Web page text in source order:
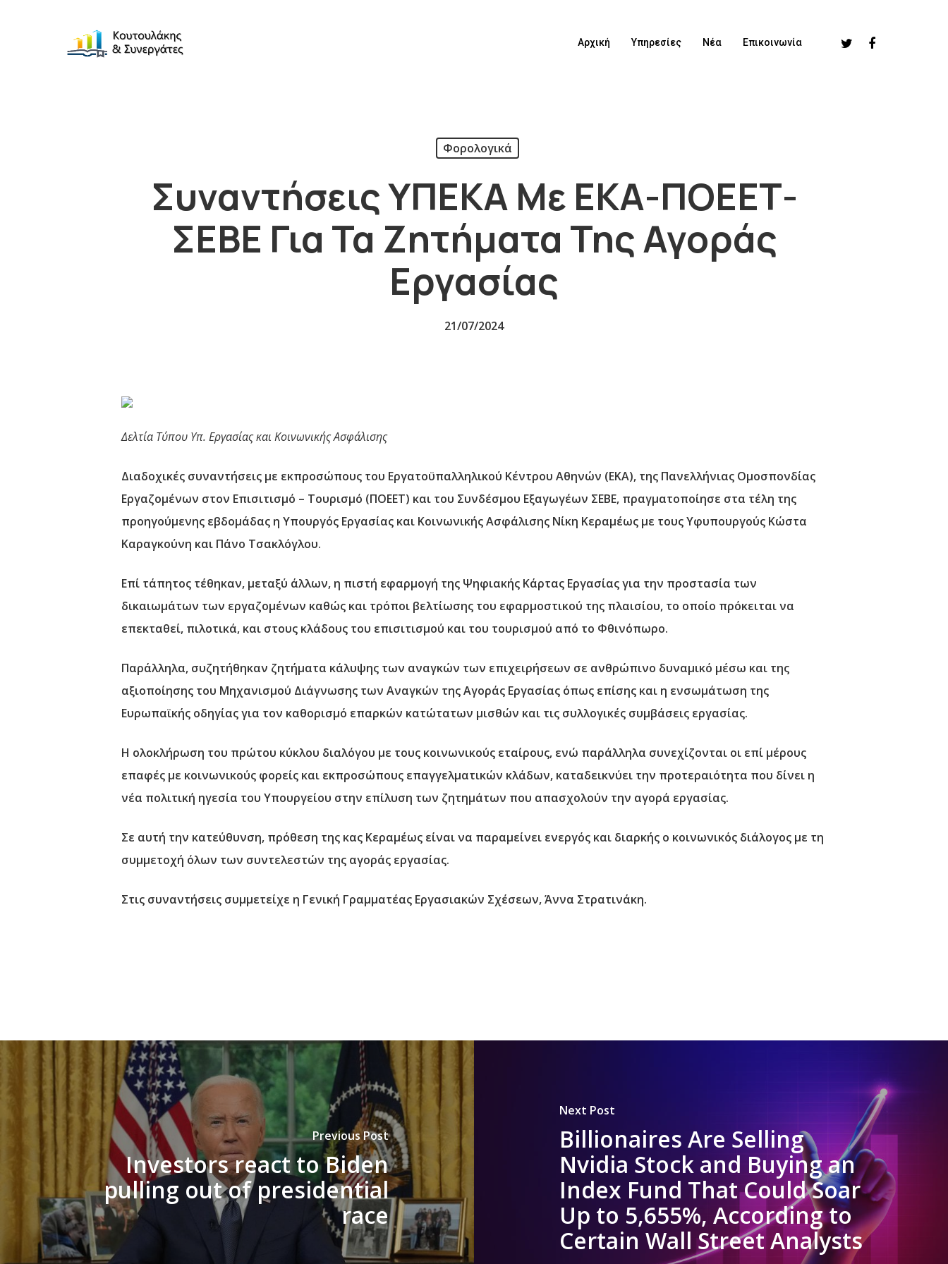
Αρχική Υπηρεσίες Νέα Επικοινωνία
Φορολογικά
Συναντήσεις ΥΠΕΚΑ Με ΕΚΑ-ΠΟΕΕΤ-
ΣΕΒΕ Για Τα Ζητήματα Της Αγοράς
Εργασίας
21/07/2024
Δελτία Τύπου Υπ. Εργασίας και Κοινωνικής Ασφάλισης
Διαδοχικές συναντήσεις με εκπροσώπους του Εργατοϋπαλληλικού Κέντρου Αθηνών (ΕΚΑ), της Πανελλήνιας Ομοσπονδίας
Εργαζομένων στον Επισιτισμό – Τουρισμό (ΠΟΕΕΤ) και του Συνδέσμου Εξαγωγέων ΣΕΒΕ, πραγματοποίησε στα τέλη της
προηγούμενης εβδομάδας η Υπουργός Εργασίας και Κοινωνικής Ασφάλισης Νίκη Κεραμέως με τους Υφυπουργούς Κώστα
Καραγκούνη και Πάνο Τσακλόγλου.
Επί τάπητος τέθηκαν, μεταξύ άλλων, η πιστή εφαρμογή της Ψηφιακής Κάρτας Εργασίαςγια την προστασία των
δικαιωμάτων των εργαζομένων καθώς και τρόποι βελτίωσης του εφαρμοστικού της πλαισίου, το οποίο πρόκειται να
επεκταθεί, πιλοτικά, και στους κλάδους του επισιτισμού και του τουρισμού από το Φθινόπωρο.
Παράλληλα, συζητήθηκαν ζητήματα κάλυψης των αναγκών των επιχειρήσεων σε ανθρώπινο δυναμικό μέσω και της
αξιοποίησης του Μηχανισμού Διάγνωσης των Αναγκών της Αγοράς Εργασίας όπως επίσης και η ενσωμάτωση της
Ευρωπαϊκής οδηγίας για τον καθορισμό επαρκών κατώτατων μισθών και τις συλλογικές συμβάσεις εργασίας.
Η ολοκλήρωση του πρώτου κύκλου διαλόγου με τους κοινωνικούς εταίρους, ενώ παράλληλα συνεχίζονται οι επί μέρους
επαφές με κοινωνικούς φορείς και εκπροσώπους επαγγελματικών κλάδων, καταδεικνύει την προτεραιότητα που δίνει η
νέα πολιτική ηγεσία του Υπουργείου στην επίλυση των ζητημάτων που απασχολούν την αγορά εργασίας.
Σε αυτή την κατεύθυνση, πρόθεση της κας Κεραμέως είναι να παραμείνει ενεργός και διαρκής ο κοινωνικός διάλογος με τη
συμμετοχή όλων των συντελεστών της αγοράς εργασίας.
Στις συναντήσεις συμμετείχε η Γενική Γραμματέας Εργασιακών Σχέσεων, Άννα Στρατινάκη.
Previous Post
Investors react to Biden
pulling out of presidential
race
Next Post
Billionaires Are Selling
Nvidia Stock and Buying an
Index Fund That Could Soar
Up to 5,655%, According to
Certain Wall Street Analysts